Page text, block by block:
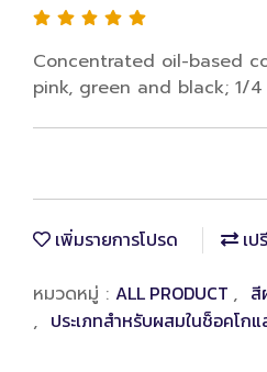
Concentrated oil-based
pink, green and black; 1/4
เพิ่มรายการโปรด เ
หมวดหมู่ : ALL PRODUCT , สี
, ประเภทสำหรับผสมในช็อคโก